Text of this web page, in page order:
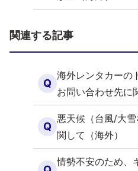
関連する記事
Q
海外レンタカーの
お問い合わせ先に
Q
悪天候（台風/大
関して（海外）
情勢不安のため、